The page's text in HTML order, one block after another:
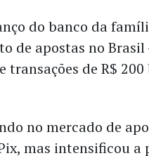
do banco da
de apostas no Brasil
transações de R$
no mercado de
mas intensificou a